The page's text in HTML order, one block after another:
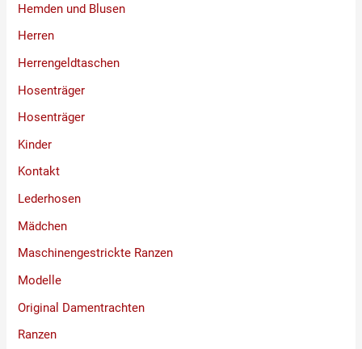
Hemden und Blusen
Herren
Herrengeldtaschen
Hosenträger
Hosenträger
Kinder
Kontakt
Lederhosen
Mädchen
Maschinengestrickte Ranzen
Modelle
Original Damentrachten
Ranzen